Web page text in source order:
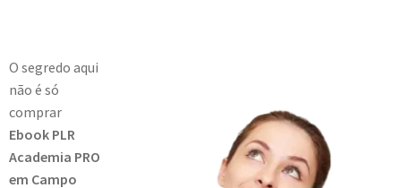
O segredo aqui
não é só
comprar
Ebook PLR
Academia PRO
em Campo